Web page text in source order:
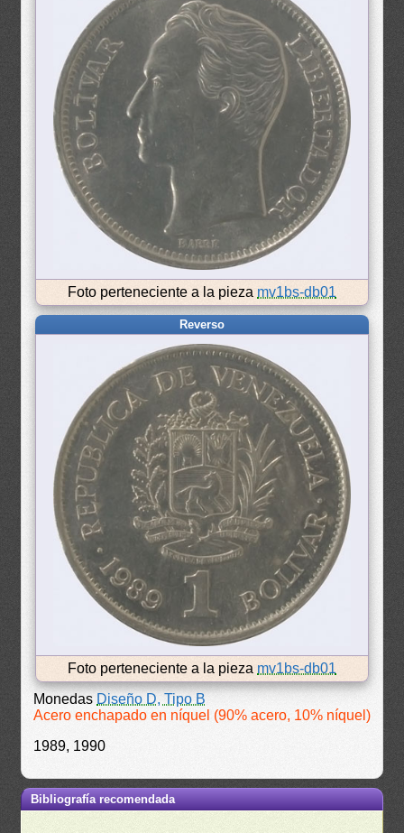
Foto perteneciente a la pieza mv1bs-db01
Reverso
Foto perteneciente a la pieza mv1bs-db01
Monedas Diseño D, Tipo B
Acero enchapado en níquel (90% acero, 10% níquel)
1989, 1990
Bibliografía recomendada